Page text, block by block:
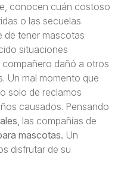
conocen cuán costoso
o las secuelas.
de tener mascotas
situaciones
dañó a otros
Un mal momento que
solo de reclamos
causados. Pensando
las compañías de
mascotas. Un
disfrutar de su